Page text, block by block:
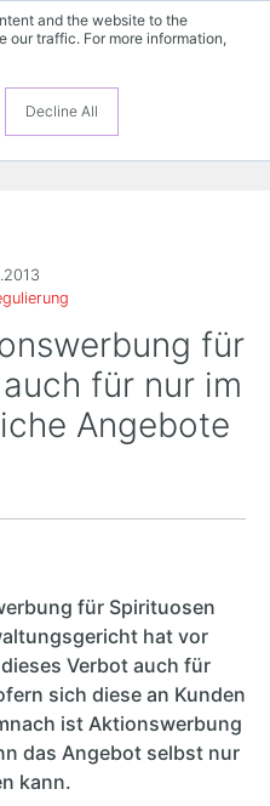
and the website to the
our traffic. For more information,
Decline All
für
für nur im
Angebote
für Spirituosen
hat vor
Verbot auch für
sich diese an Kunden
ist Aktionswerbung
das Angebot selbst nur
kann.